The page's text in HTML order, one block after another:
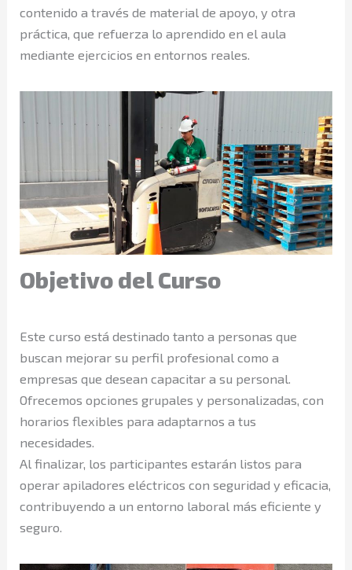
contenido a través de material de apoyo, y otra
práctica, que refuerza lo aprendido en el aula
mediante ejercicios en entornos reales.
Objetivo del Curso
Este curso está destinado tanto a personas que
buscan mejorar su perfil profesional como a
empresas que desean capacitar a su personal.
Ofrecemos opciones grupales y personalizadas, con
horarios flexibles para adaptarnos a tus
necesidades.
Al finalizar, los participantes estarán listos para
operar apiladores eléctricos con seguridad y eficacia,
contribuyendo a un entorno laboral más eficiente y
seguro.